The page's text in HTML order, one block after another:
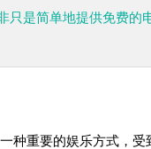
是简单地提供免费的
种重要的娱乐方式，受